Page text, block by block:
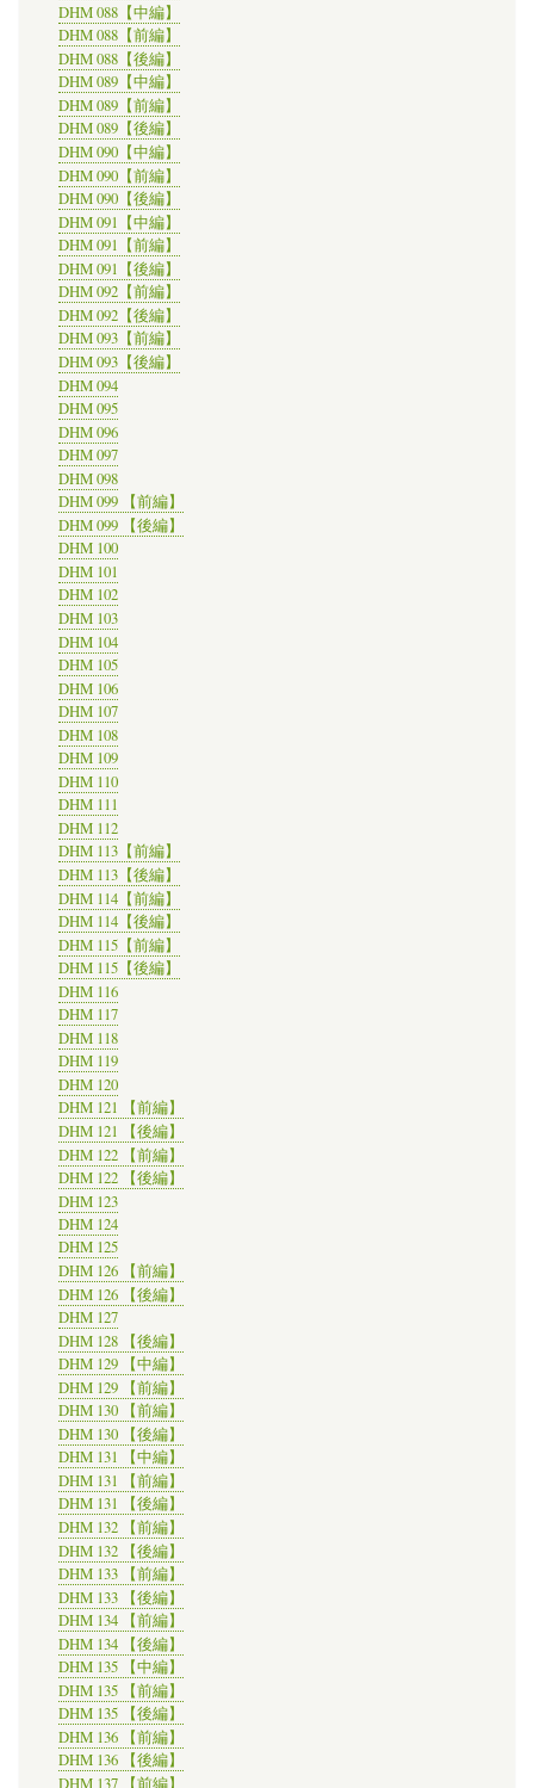
DHM 088【中編】
DHM 088【前編】
DHM 088【後編】
DHM 089【中編】
DHM 089【前編】
DHM 089【後編】
DHM 090【中編】
DHM 090【前編】
DHM 090【後編】
DHM 091【中編】
DHM 091【前編】
DHM 091【後編】
DHM 092【前編】
DHM 092【後編】
DHM 093【前編】
DHM 093【後編】
DHM 094
DHM 095
DHM 096
DHM 097
DHM 098
DHM 099 【前編】
DHM 099 【後編】
DHM 100
DHM 101
DHM 102
DHM 103
DHM 104
DHM 105
DHM 106
DHM 107
DHM 108
DHM 109
DHM 110
DHM 111
DHM 112
DHM 113【前編】
DHM 113【後編】
DHM 114【前編】
DHM 114【後編】
DHM 115【前編】
DHM 115【後編】
DHM 116
DHM 117
DHM 118
DHM 119
DHM 120
DHM 121 【前編】
DHM 121 【後編】
DHM 122 【前編】
DHM 122 【後編】
DHM 123
DHM 124
DHM 125
DHM 126 【前編】
DHM 126 【後編】
DHM 127
DHM 128 【後編】
DHM 129 【中編】
DHM 129 【前編】
DHM 130 【前編】
DHM 130 【後編】
DHM 131 【中編】
DHM 131 【前編】
DHM 131 【後編】
DHM 132 【前編】
DHM 132 【後編】
DHM 133 【前編】
DHM 133 【後編】
DHM 134 【前編】
DHM 134 【後編】
DHM 135 【中編】
DHM 135 【前編】
DHM 135 【後編】
DHM 136 【前編】
DHM 136 【後編】
DHM 137 【前編】